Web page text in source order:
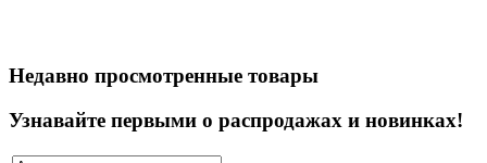
Недавно просмотренные товары
Узнавайте первыми о распродажах и новинках!